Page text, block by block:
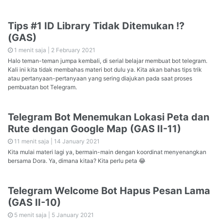
Tips #1 ID Library Tidak Ditemukan !?
(GAS)
1 menit saja | 2 February 2021
Halo teman-teman jumpa kembali, di serial belajar membuat bot telegram.
Kali ini kita tidak membahas materi bot dulu ya. Kita akan bahas tips trik
atau pertanyaan-pertanyaan yang sering diajukan pada saat proses
pembuatan bot Telegram.
Telegram Bot Menemukan Lokasi Peta dan
Rute dengan Google Map (GAS II-11)
11 menit saja | 14 January 2021
Kita mulai materi lagi ya, bermain-main dengan koordinat menyenangkan
bersama Dora. Ya, dimana kitaa? Kita perlu peta 😂
Telegram Welcome Bot Hapus Pesan Lama
(GAS II-10)
5 menit saja | 5 January 2021